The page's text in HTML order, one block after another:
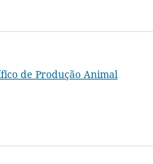
de Produção Animal